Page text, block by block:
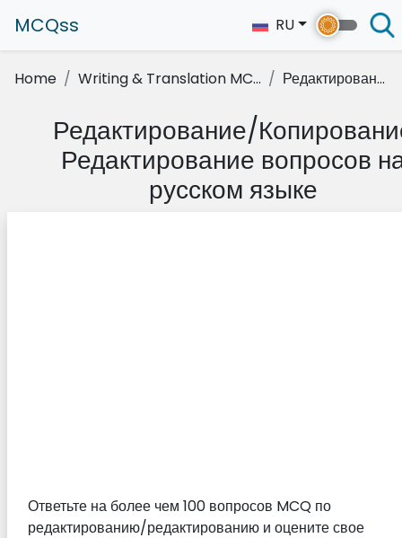
MCQss RU
Home Writing & Translation MC... Редактирован...
Редактирование/
Редактирование вопросов
русском языке
Ответьте на более чем 100 вопросов MCQ по
редактированию/редактированию и оцените свое